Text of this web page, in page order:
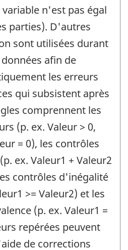
n'est pas égal
parties). D'autres
sont utilisées durant
afin de
les erreurs
qui subsistent après
comprennent les
(p. ex. Valeur > 0,
= 0), les contrôles
ex. Valeur1 + Valeur2
contrôles d'inégalité
>= Valeur2) et les
(p. ex. Valeur1 =
repérées peuvent
de corrections